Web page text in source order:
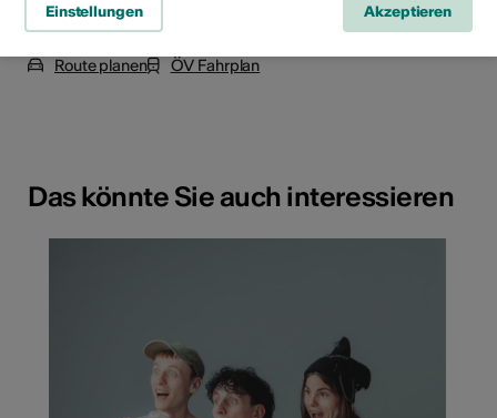
Route Champ de la Grange 3, 1966 Ayent
Route planen
ÖV Fahrplan
Das könnte Sie auch interessieren
Einstellungen Akzeptieren